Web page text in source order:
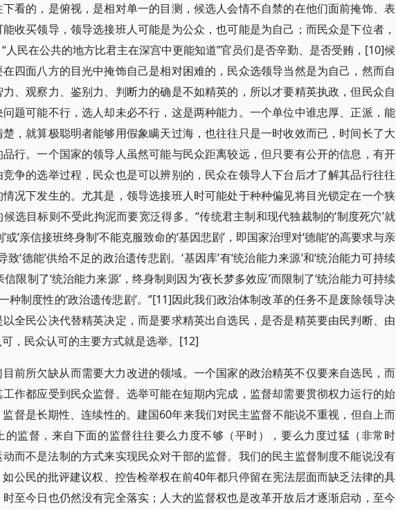
看的，是俯视，是相对单一的目测，候选人会情不自禁的在他们面前掩饰、表
收买领导，领导选接班人可能是为公众，也可能是为自己；而民众是下位者，
人民在公共的地方比君主在深宫中更能知道”官员们是否辛勤、是否受贿，[10]候
四面八方的目光中掩饰自己是相对困难的，民众选领导当然是为自己，然而自
、观察力、鉴别力、判断力的确是不如精英的，所以才要精英执政，但民众自
题可能不行，选人却未必不行，这是两种能力。一个单位中谁忠厚、正派，能
，就算极聪明者能够用假象瞒天过海，也往往只是一时收效而已，时间长了大
行。一个国家的领导人虽然可能与民众距离较远，但只要有公开的信息，有开
争的选举过程，民众也是可以辨别的，民众在领导人下台后才了解其品行往往
况下发生的。尤其是，领导选接班人时可能处于种种偏见将目光锁定在一个狭
选目标则不受此拘泥而要宽泛得多。“传统君主制和现代独裁制的‘制度死穴’就
或‘亲信接班终身制’不能克服致命的‘基因悲剧’，即国家治理对‘德能’的高要求与亲
致‘德能’供给不足的政治遗传悲剧。‘基因库’有‘统治能力来源’和‘统治能力可持续
限制了‘统治能力来源’，终身制则因为‘夜长梦多效应’而限制了‘统治能力可持续
一种制度性的‘政治遗传悲剧’。”[11]因此我们政治体制改革的任务不是废除领导决
全民公决代替精英决定，而是要求精英出自选民，是否是精英要由民判断、由
，民众认可的主要方式就是选举。[12]
前所欠缺从而需要大力改进的领域。一个国家的政治精英不仅要来自选民，而
作都应受到民众监督。选举可能在短期内完成，监督却需要贯彻权力运行的始
督是长期性、连续性的。建国60年来我们对民主监督不能说不重视，但自上而
的监督，来自下面的监督往往要么力度不够（平时），要么力度过猛（非常时
而不是法制的方式来实现民众对干部的监督。我们的民主监督制度不能说没有
公民的批评建议权、控告检举权在前40年都只停留在宪法层面而缺乏法律的具
至今日也仍然没有完全落实；人大的监督权也是改革开放后才逐渐启动，至今